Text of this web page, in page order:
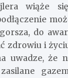
wiąże
do
zdrowiu i
uwadze, że